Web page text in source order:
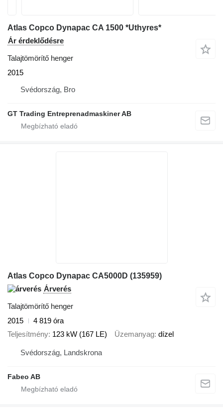
Atlas Copco Dynapac CA 1500 *Uthyres*
Ár érdeklődésre
Talajtömörítő henger
2015
Svédország, Bro
GT Trading Entreprenadmaskiner AB
Atlas Copco Dynapac CA5000D (135959)
Árverés
Talajtömörítő henger
2015
4 819 óra
Teljesítmény 123 kW (167 LE) Üzemanyag dízel
Svédország, Landskrona
Fabeo AB